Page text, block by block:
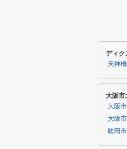
ディク
天神
大阪市
大阪
大阪
吹田市